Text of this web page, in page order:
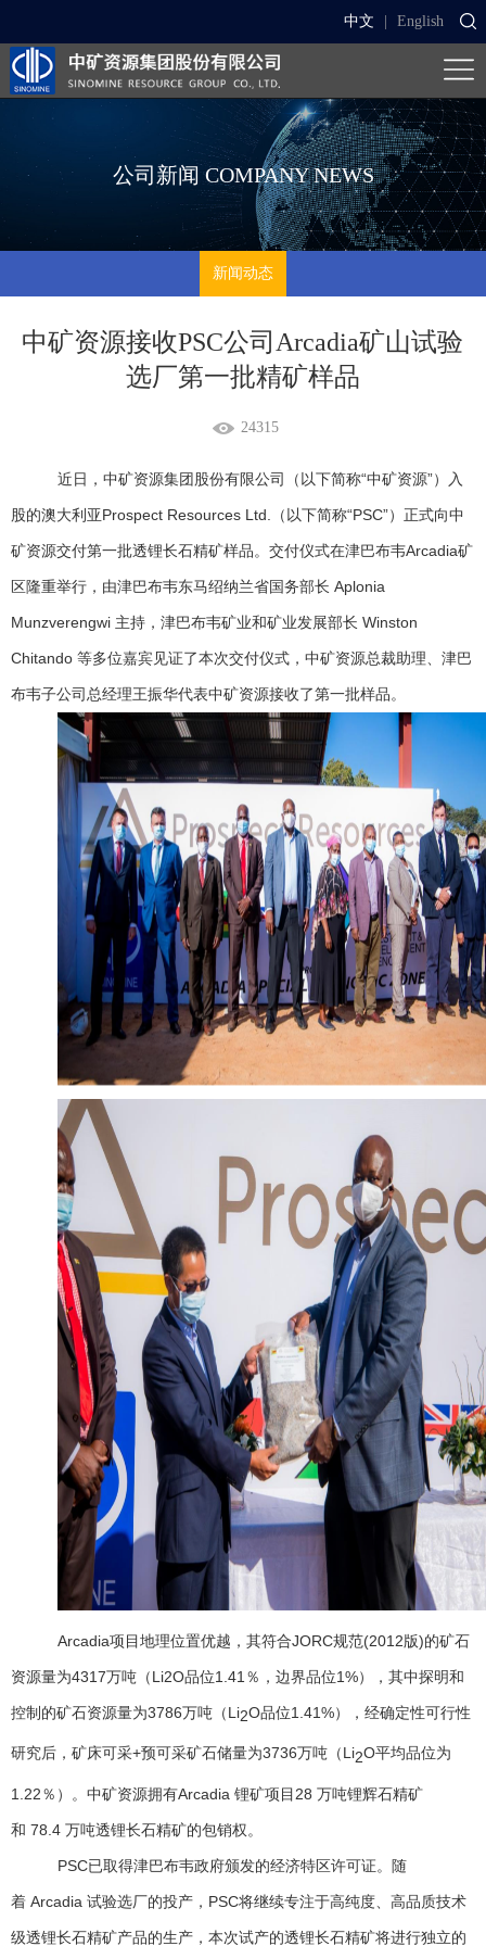
中文 English
公司新闻 COMPANY NEWS
新闻动态
中矿资源接收PSC公司Arcadia矿山试验
选厂第一批精矿样品
24315
近日，中矿资源集团股份有限公司（以下简称“中矿资源”）入
股的澳大利亚Prospect Resources Ltd. （以下简称“PSC”）正式向中
矿资源交付第一批透锂长石精矿样品。交付仪式在津巴布韦Arcadia矿
区隆重举行，由津巴布韦东马绍纳兰省国务部长 Aplonia
Munzverengwi 主持，津巴布韦矿业和矿业发展部长 Winston
Chitando 等多位嘉宾见证了本次交付仪式，中矿资源总裁助理、津巴
布韦子公司总经理王振华代表中矿资源接收了第一批样品。
Arcadia项目地理位置优越，其符合JORC规范(2012版)的矿石
资源量为4317万吨（Li2O品位1.41 ％，边界品位1%），其中探明和
控制的矿石资源量为3786万吨（Li2O品位1.41%），经确定性可行性
研究后，矿床可采+预可采矿石储量为3736万吨（Li2O平均品位为
1.22％）。中矿资源拥有Arcadia 锂矿项目 28 万吨锂辉石精矿
和 78.4 万吨透锂长石精矿的包销权。
PSC已取得津巴布韦政府颁发的经济特区许可证。随
着Arcadia 试验选厂的投产， PSC将继续专注于高纯度、高品质技术
级透锂长石精矿产品的生产，本次试产的透锂长石精矿将进行独立的